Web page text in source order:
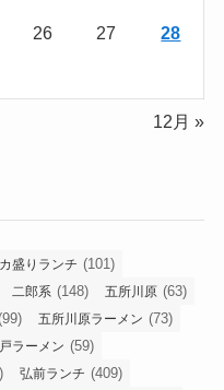
26 27 28
12月 »
盛りランチ (101)
二郎系 (148) 五所川原 (63)
五所川原ラーメン (73)
ラーメン (59)
弘前ランチ (409)